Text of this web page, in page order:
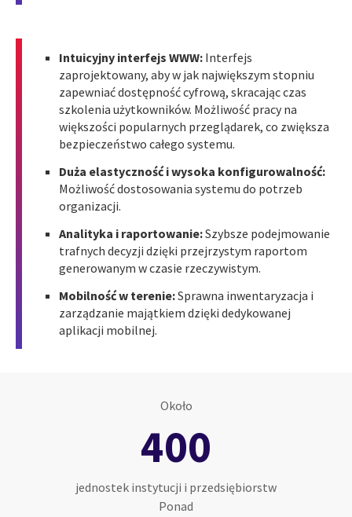
Intuicyjny interfejs WWW: Interfejs
zaprojektowany, aby w jak największym stopniu
zapewniać dostępność cyfrową, skracając czas
szkolenia użytkowników. Możliwość pracy na
większości popularnych przeglądarek, co zwiększa
bezpieczeństwo całego systemu.
Duża elastyczność i wysoka konfigurowalność:
Możliwość dostosowania systemu do potrzeb
organizacji.
Analityka i raportowanie:Szybsze podejmowanie
trafnych decyzji dzięki przejrzystym raportom
generowanym w czasie rzeczywistym.
Mobilność w terenie:Sprawna inwentaryzacja i
zarządzanie majątkiem dzięki dedykowanej
aplikacji mobilnej.
Około
400
jednostek instytucji i przedsiębiorstw
Ponad